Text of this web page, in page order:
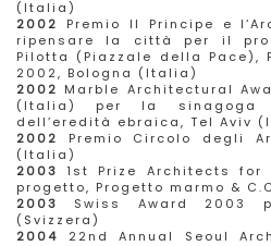
(Italia)
2002 Premio Il Principe e
ripensare la città per il
Pilotta (Piazzale della Pace),
2002, Bologna (Italia)
2002 Marble Architectural
(Italia) per la sinagoga
dell’eredità ebraica, Tel Aviv
2002 Premio Circolo degli
(Italia)
20031st Prize Architects for
progetto, Progetto marmo &
2003 Swiss Award 2003
(Svizzera)
2004 22nd Annual Seoul